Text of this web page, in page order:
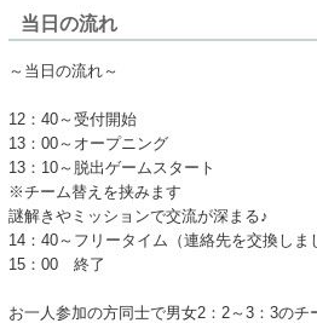
当日の流れ
～当日の流れ～
12：40～受付開始
13：00～オープニング
13：10～脱出ゲームスタート
※チーム替えを挟みます
謎解きやミッションで交流が深まる♪
14：40～フリータイム（連絡先を交換しま
15：00 終了
お一人参加の方同士で男女2：2～3：3の